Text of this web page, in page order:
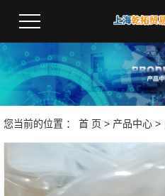
您当前的位置 ： 首 页 > 产品中心 >